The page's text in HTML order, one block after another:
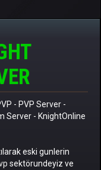
- PVP Server -
Server - KnightOnline
eski gunlerin
sektörundeyiz ve